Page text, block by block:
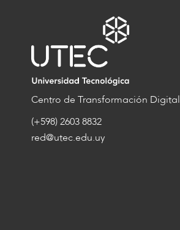
Centro de Transformación Digital
(+598) 2603 8832
red@utec.edu.uy